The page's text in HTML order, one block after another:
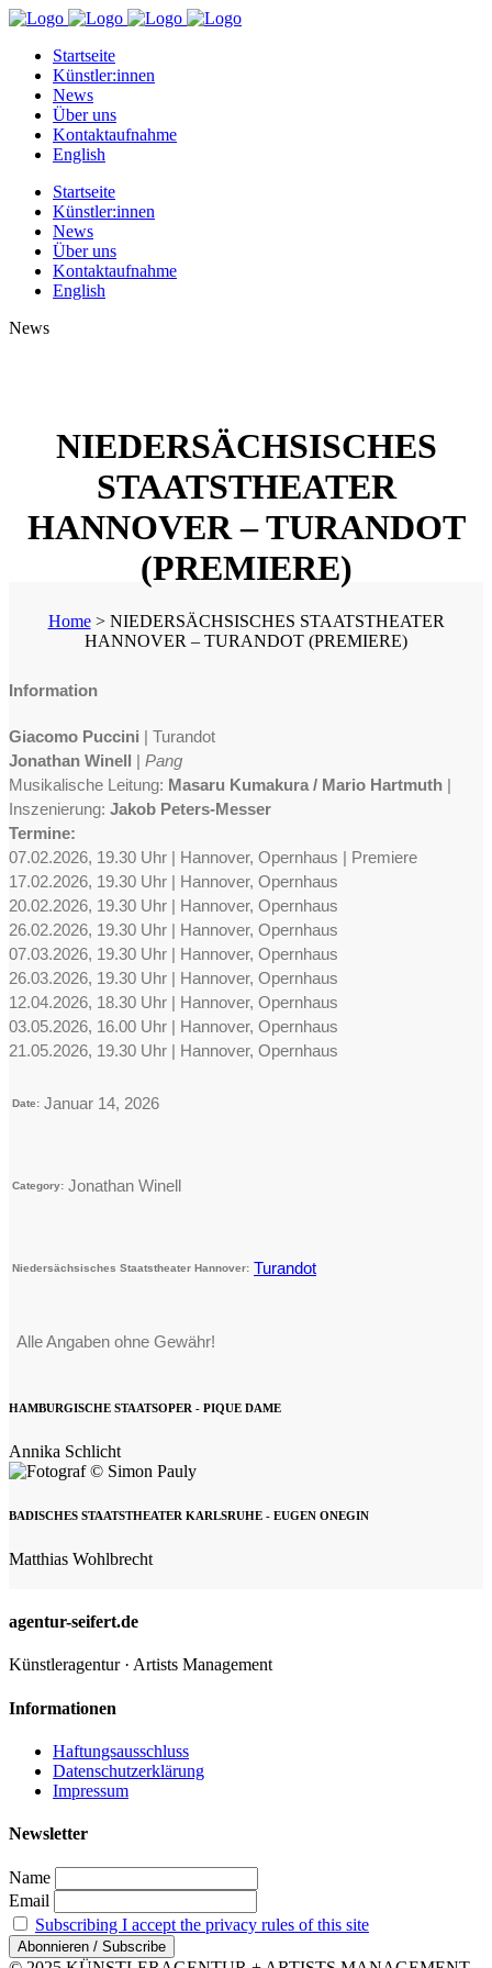
Startseite
Künstler:innen
News
Über uns
Kontaktaufnahme
English
Startseite
Künstler:innen
News
Über uns
Kontaktaufnahme
English
News
NIEDERSÄCHSISCHES
STAATSTHEATER
HANNOVER – TURANDOT
(PREMIERE)
Home> NIEDERSÄCHSISCHES STAATSTHEATER
HANNOVER – TURANDOT (PREMIERE)
Information
Giacomo Puccini | Turandot
Jonathan Winell | Pang
Musikalische Leitung: Masaru Kumakura / Mario Hartmuth |
Inszenierung: Jakob Peters-Messer
Termine:
07.02.2026, 19.30 Uhr | Hannover, Opernhaus | Premiere
17.02.2026, 19.30 Uhr | Hannover, Opernhaus
20.02.2026, 19.30 Uhr | Hannover, Opernhaus
26.02.2026, 19.30 Uhr | Hannover, Opernhaus
07.03.2026, 19.30 Uhr | Hannover, Opernhaus
26.03.2026, 19.30 Uhr | Hannover, Opernhaus
12.04.2026, 18.30 Uhr | Hannover, Opernhaus
03.05.2026, 16.00 Uhr | Hannover, Opernhaus
21.05.2026, 19.30 Uhr | Hannover, Opernhaus
Date: Januar 14, 2026
Category: Jonathan Winell
Niedersächsisches Staatstheater Hannover: Turandot
Alle Angaben ohne Gewähr!
HAMBURGISCHE STAATSOPER - PIQUE DAME
Annika Schlicht
BADISCHES STAATSTHEATER KARLSRUHE - EUGEN ONEGIN
Matthias Wohlbrecht
agentur-seifert.de
Künstleragentur · Artists Management
Informationen
Haftungsausschluss
Datenschutzerklärung
Impressum
Newsletter
Name
Email
Subscribing I accept the privacy rules of this site